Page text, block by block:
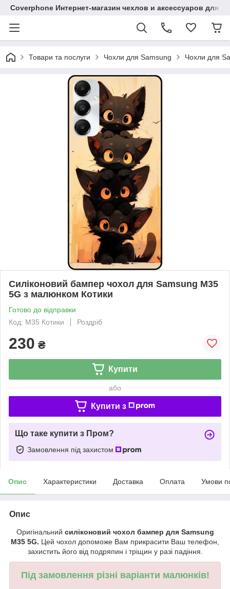
Coverphone Интернет-магазин чехлов и аксессуаров для
Товари та послуги Чохли для Samsung Чохли для
Силіконовий бампер чохол для Samsung M35
5G з малюнком Котики
Готово до відправки
Код: M35 Котики
Роздріб
230 ₴
Купити
або
Купити з
Що таке купити з Пром?
Замовлення під захистом
Опис Характеристики Доставка Оплата Умови
Опис
Оригінальний силіконовий чохол бампер для Samsung
M35 5G. Цей чохол допоможе Вам прикрасити Ваш телефон,
захистить його від подряпин і тріщин у разі падіння.
Під замовлення різні варіанти малюнків!